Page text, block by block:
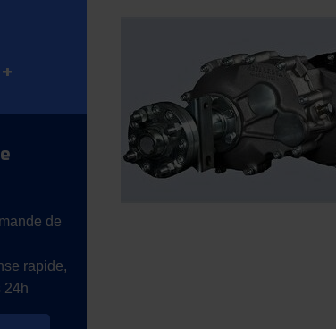
+
de
rapide,
24h